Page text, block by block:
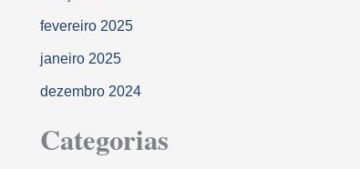
fevereiro 2025
janeiro 2025
dezembro 2024
Categorias